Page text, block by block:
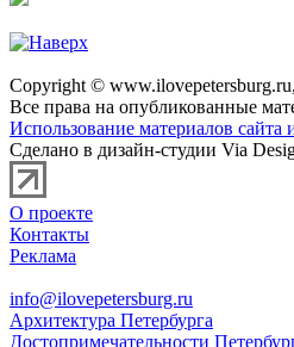
Copyright ©
Все права на опубликованные
Использование материалов
Сделано в дизайн-студии Via
О проекте
Контакты
Реклама
info@ilovepetersburg.ru
Архитектура Петербурга
Достопримечательности